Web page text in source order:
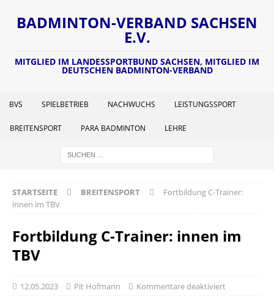
BADMINTON-VERBAND SACHSEN
E.V.
MITGLIED IM LANDESSPORTBUND SACHSEN, MITGLIED IM
DEUTSCHEN BADMINTON-VERBAND
BVS SPIELBETRIEB NACHWUCHS LEISTUNGSSPORT
BREITENSPORT PARA BADMINTON LEHRE
STARTSEITE BREITENSPORT
Fortbildung C-Trainer:
innen im TBV
Fortbildung C-Trainer: innen im
TBV
12.05.2023 Pit Hofmann Kommentare deaktiviert